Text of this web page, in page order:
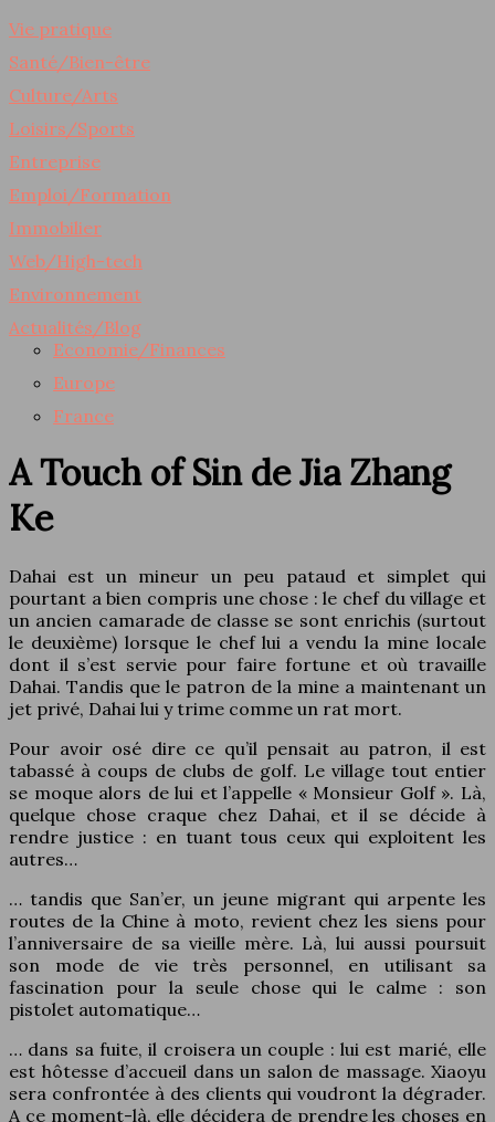
Vie pratique
Santé/Bien-être
Culture/Arts
Loisirs/Sports
Entreprise
Emploi/Formation
Immobilier
Web/High-tech
Environnement
Actualités/Blog
Economie/Finances
Europe
France
A Touch of Sin de Jia Zhang
Ke
Dahai est un mineur un peu pataud et simplet qui
pourtant a bien compris une chose : le chef du village et
un ancien camarade de classe se sont enrichis (surtout
le deuxième) lorsque le chef lui a vendu la mine locale
dont il s’est servie pour faire fortune et où travaille
Dahai. Tandis que le patron de la mine a maintenant un
jet privé, Dahai lui y trime comme un rat mort.
Pour avoir osé dire ce qu’il pensait au patron, il est
tabassé à coups de clubs de golf. Le village tout entier
se moque alors de lui et l’appelle « Monsieur Golf ». Là,
quelque chose craque chez Dahai, et il se décide à
rendre justice : en tuant tous ceux qui exploitent les
autres…
… tandis que San’er, un jeune migrant qui arpente les
routes de la Chine à moto, revient chez les siens pour
l’anniversaire de sa vieille mère. Là, lui aussi poursuit
son mode de vie très personnel, en utilisant sa
fascination pour la seule chose qui le calme : son
pistolet automatique…
… dans sa fuite, il croisera un couple : lui est marié, elle
est hôtesse d’accueil dans un salon de massage. Xiaoyu
sera confrontée à des clients qui voudront la dégrader.
A ce moment-là, elle décidera de prendre les choses en